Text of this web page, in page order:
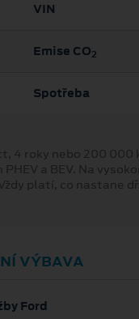
VIN
Emise CO2
Spotřeba
4 roky nebo 200
a BEV. Na
platí, co nastane
VÝBAVA
Ford